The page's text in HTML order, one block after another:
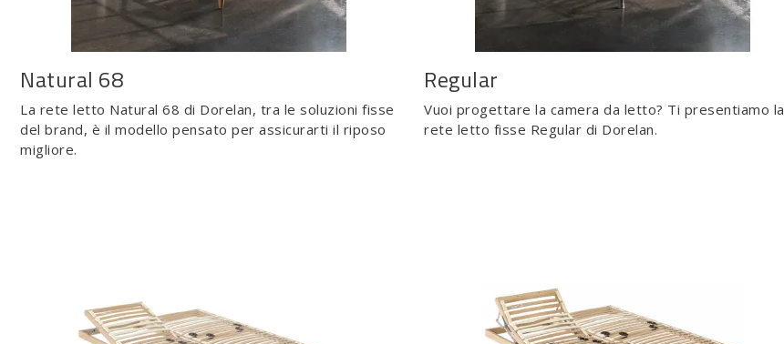
Natural 68
La rete letto Natural 68 di Dorelan, tra le soluzioni fisse
del brand, è il modello pensato per assicurarti il riposo
migliore.
Regular
Vuoi progettare la camera da letto? Ti presentiamo la
rete letto fisse Regular di Dorelan.